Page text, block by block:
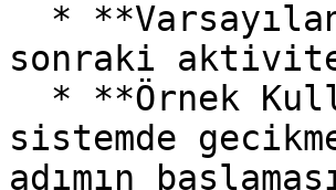
sonraki
sistemde
adımın